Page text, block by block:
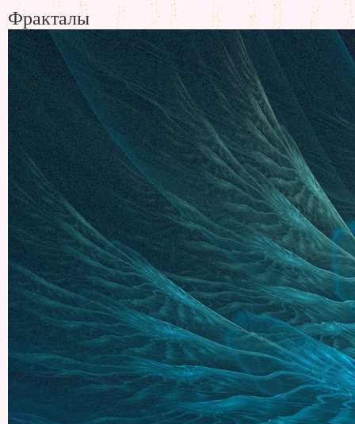
Фракталы